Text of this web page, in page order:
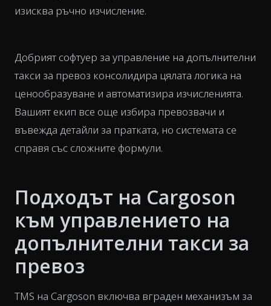
изисква ръчно изчисление.
Добрият софтуер за управление на допълнителни
такси за превоз консолидира цялата логика на
ценообразуване и автоматизира изчисленията.
Вашият екип все още избира превозвачи и
въвежда детайли за пратката, но системата се
справя със сложните формули.
Подходът на Cargoson
към управлението на
допълнителни такси за
превоз
TMS на Cargoson включва вграден механизъм за